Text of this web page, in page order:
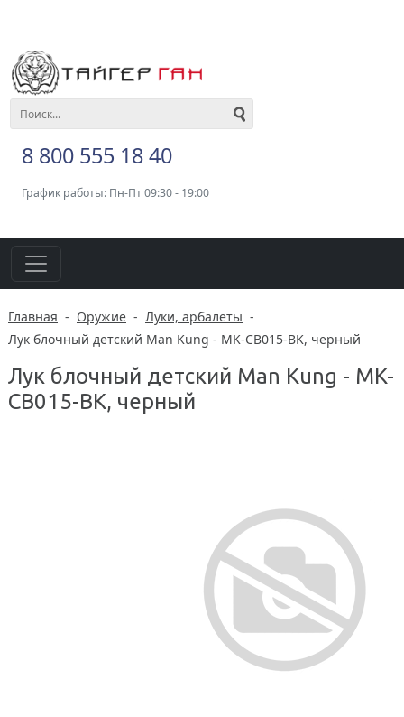
8 800 555 18 40
График работы: Пн-Пт 09:30 - 19:00
Главная - Оружие - Луки, арбалеты -
Лук блочный детский Man Kung - MK-СB015-BK, черный
Лук блочный детский Man Kung - MK-
СB015-BK, черный